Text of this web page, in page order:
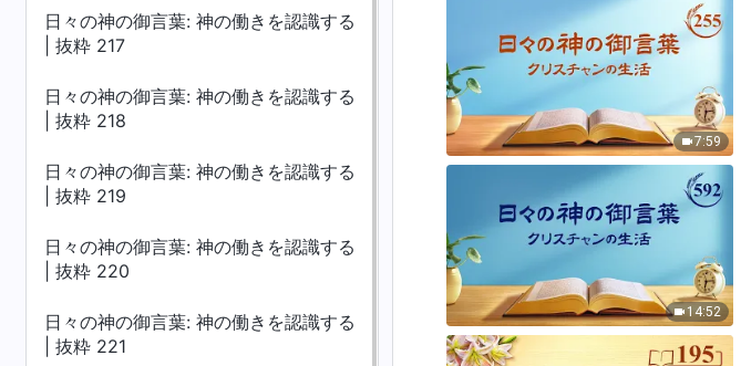
日々の神の御言葉: 神の働きを認識する
| 抜粋 217
日々の神の御言葉: 神の働きを認識する
| 抜粋 218
日々の神の御言葉: 神の働きを認識する
| 抜粋 219
日々の神の御言葉: 神の働きを認識する
| 抜粋 220
日々の神の御言葉: 神の働きを認識する
| 抜粋 221
7:59
14:52